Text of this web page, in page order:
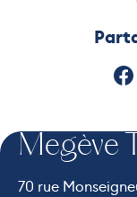
Megève
70 rue